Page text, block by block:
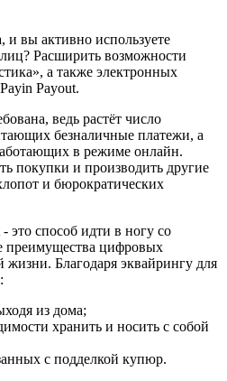
и вы активно используете
Расширить возможности
а также электронных
Payout.
ведь растёт число
безналичные платежи, а
в режиме онлайн.
покупки и производить другие
и бюрократических
это способ идти в ногу со
преимущества цифровых
жизни. Благодаря эквайрингу для
из дома;
хранить и носить с собой
с подделкой купюр.